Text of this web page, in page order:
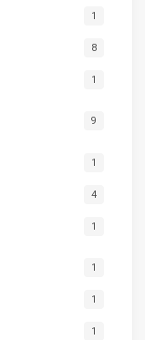
1
8
1
9
1
4
1
1
1
1